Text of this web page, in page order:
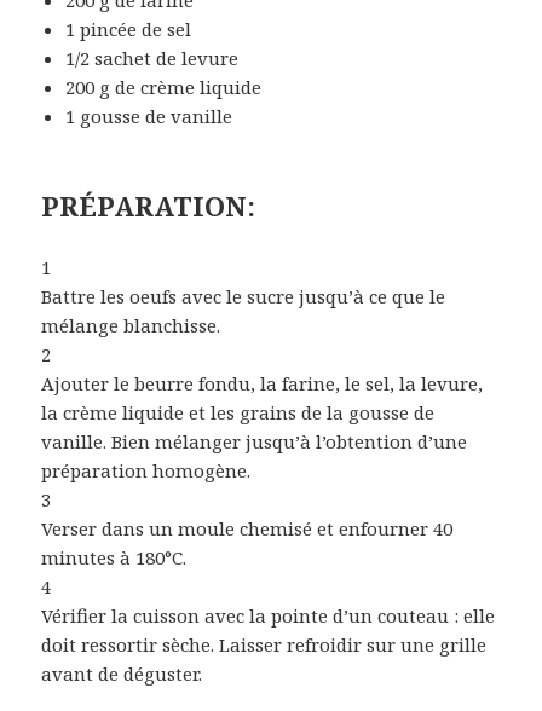
1 pincée de sel
1/2 sachet de levure
200 g de crème liquide
1 gousse de vanille
PRÉPARATION:
1
Battre les oeufs avec le sucre jusqu’à ce que le
mélange blanchisse.
2
Ajouter le beurre fondu, la farine, le sel, la levure,
la crème liquide et les grains de la gousse de
vanille. Bien mélanger jusqu’à l’obtention d’une
préparation homogène.
3
Verser dans un moule chemisé et enfourner 40
minutes à 180°C.
4
Vérifier la cuisson avec la pointe d’un couteau : elle
doit ressortir sèche. Laisser refroidir sur une grille
avant de déguster.